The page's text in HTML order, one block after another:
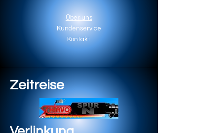
Über uns
Kundenservice
Kontakt
Zeitreise